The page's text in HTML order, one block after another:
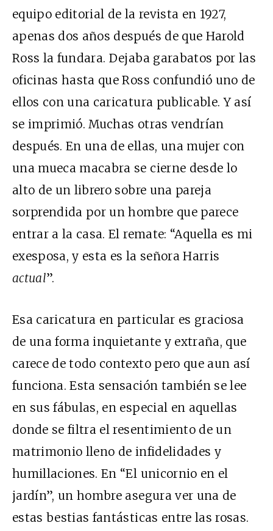
equipo editorial de la revista en 1927,
apenas dos años después de que Harold
Ross la fundara. Dejaba garabatos por las
oficinas hasta que Ross confundió uno de
ellos con una caricatura publicable. Y así
se imprimió. Muchas otras vendrían
después. En una de ellas, una mujer con
una mueca macabra se cierne desde lo
alto de un librero sobre una pareja
sorprendida por un hombre que parece
entrar a la casa. El remate: “Aquella es mi
exesposa, y esta es la señora Harris
actual”.
Esa caricatura en particular es graciosa
de una forma inquietante y extraña, que
carece de todo contexto pero que aun así
funciona. Esta sensación también se lee
en sus fábulas, en especial en aquellas
donde se filtra el resentimiento de un
matrimonio lleno de infidelidades y
humillaciones. En “El unicornio en el
jardín”, un hombre asegura ver una de
estas bestias fantásticas entre las rosas.